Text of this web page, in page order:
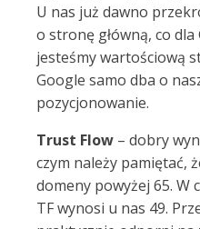
U nas już dawno
o stronę główną, co dla
jesteśmy wartościową
Google samo dba o
pozycjonowanie.
Trust Flow – dobry
czym należy pamiętać,
domeny powyżej 65.
TF wynosi u nas 49.